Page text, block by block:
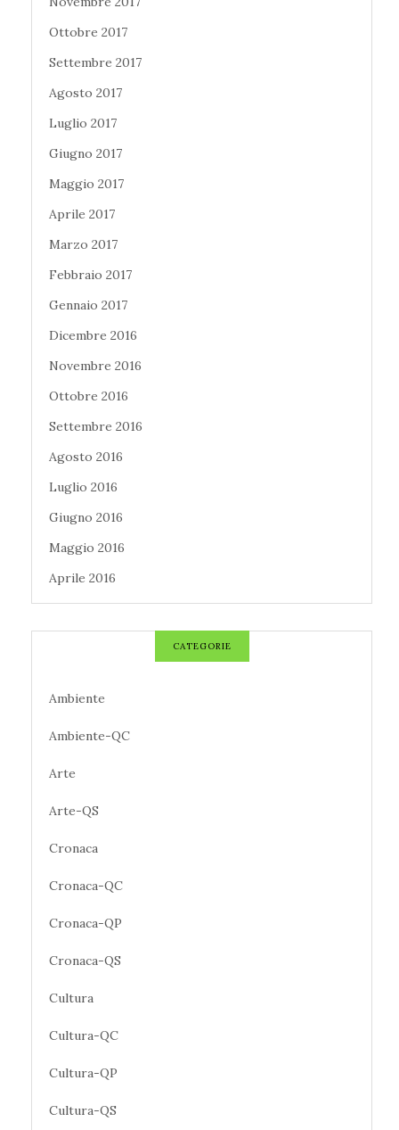
Ottobre 2017
Settembre 2017
Agosto 2017
Luglio 2017
Giugno 2017
Maggio 2017
Aprile 2017
Marzo 2017
Febbraio 2017
Gennaio 2017
Dicembre 2016
Novembre 2016
Ottobre 2016
Settembre 2016
Agosto 2016
Luglio 2016
Giugno 2016
Maggio 2016
Aprile 2016
CATEGORIE
Ambiente
Ambiente-QC
Arte
Arte-QS
Cronaca
Cronaca-QC
Cronaca-QP
Cronaca-QS
Cultura
Cultura-QC
Cultura-QP
Cultura-QS